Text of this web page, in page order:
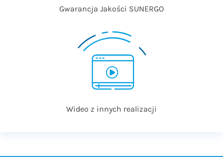
Gwarancja Jakości SUNERGO
Wideo z innych realizacji